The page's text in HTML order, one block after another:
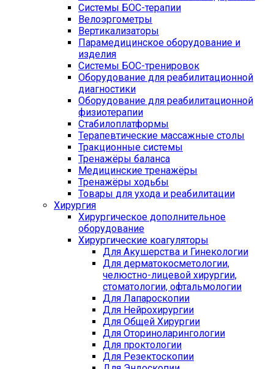
Системы БОС-терапии
Велоэргометры
Вертикализаторы
Парамедицинское оборудование и
изделия
Системы БОС-тренировок
Оборудование для реабилитационной
диагностики
Оборудование для реабилитационной
физиотерапии
Стабилоплатформы
Терапевтические массажные столы
Тракционные системы
Тренажёры баланса
Медицинские тренажёры
Тренажёры ходьбы
Товары для ухода и реабилитации
Хирургия
Хирургическое дополнительное
оборудование
Хирургические коагуляторы
Для Акушерства и Гинекологии
Для дерматокосметологии,
челюстно-лицевой хирургии,
стоматологии, офтальмологии
Для Лапароскопии
Для Нейрохирургии
Для Общей Хирургии
Для Оториноларингологии
Для проктологии
Для Резектоскопии